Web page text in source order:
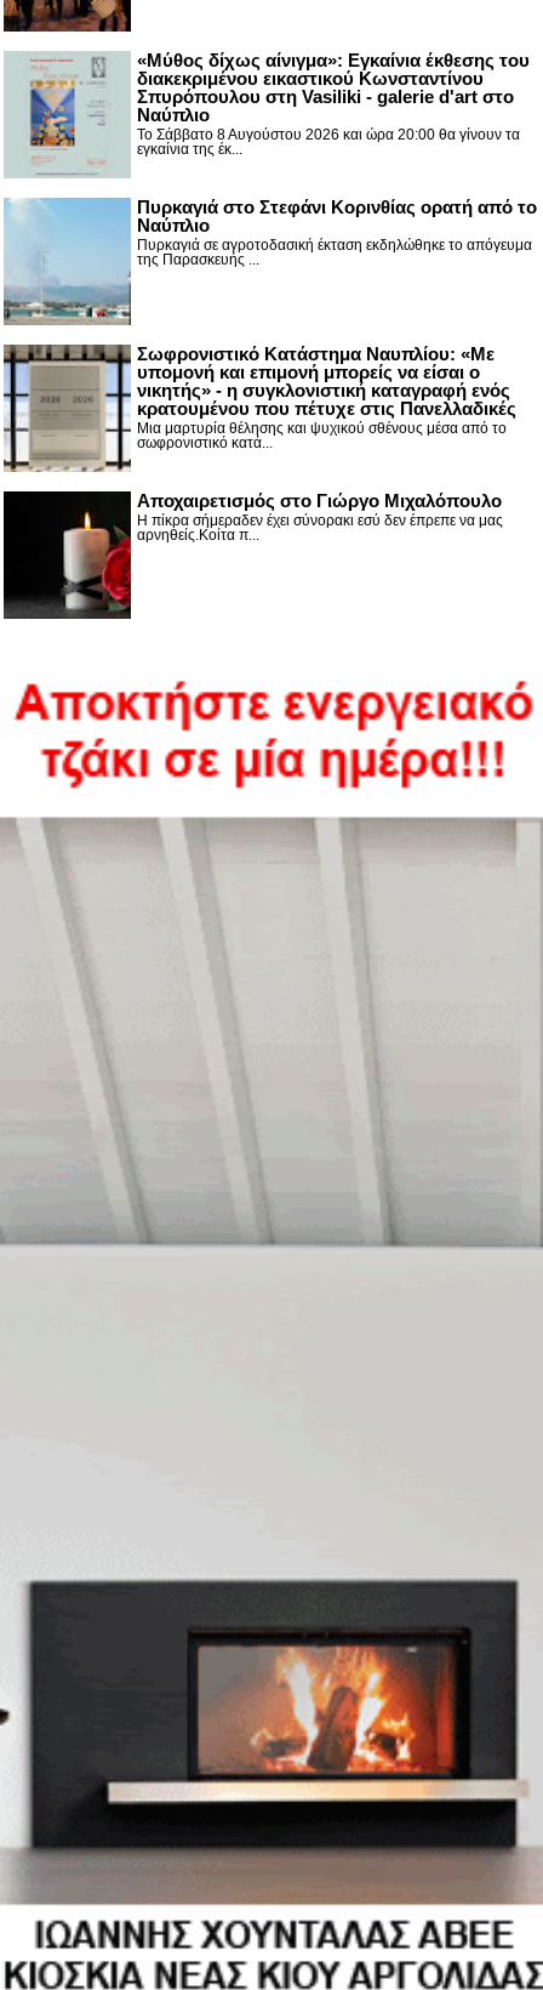
«Μύθος δίχως αίνιγμα»: Εγκαίνια έκθεσης του
διακεκριμένου εικαστικού Κωνσταντίνου
Σπυρόπουλου στη Vasiliki - galerie d'art στο
Ναύπλιο
Το Σάββατο 8 Αυγούστου 2026 και ώρα 20:00 θα γίνουν τα
εγκαίνια της έκ...
Πυρκαγιά στο Στεφάνι Κορινθίας ορατή από το
Ναύπλιο
Πυρκαγιά σε αγροτοδασική έκταση εκδηλώθηκε το απόγευμα
της Παρασκευής ...
Σωφρονιστικό Κατάστημα Ναυπλίου: «Με
υπομονή και επιμονή μπορείς να είσαι ο
νικητής» - η συγκλονιστική καταγραφή ενός
κρατουμένου που πέτυχε στις Πανελλαδικές
Μια μαρτυρία θέλησης και ψυχικού σθένους μέσα από το
σωφρονιστικό κατά...
Αποχαιρετισμός στο Γιώργο Μιχαλόπουλο
Η πίκρα σήμεραδεν έχει σύνορακι εσύ δεν έπρεπε να μας
αρνηθείς.Κοίτα π...